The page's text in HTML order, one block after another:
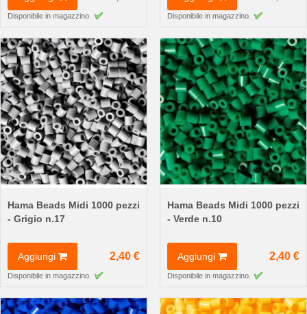
Disponibile in magazzino. Disponibile in magazzino.
Hama Beads Midi 1000 pezzi
- Grigio n.17
Aggiungi 2,40 €
Disponibile in magazzino.
Hama Beads Midi 1000 pezzi
- Verde n.10
Aggiungi 2,40 €
Disponibile in magazzino.